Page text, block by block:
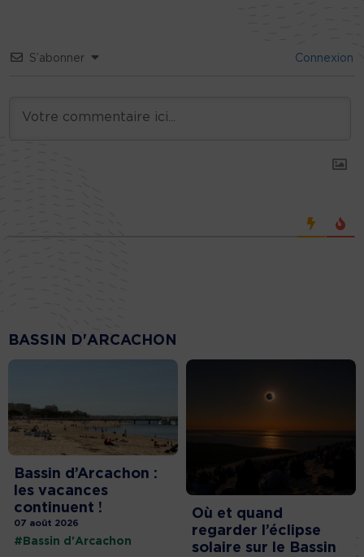
S’abonner Connexion
BASSIN D'ARCACHON
Bassin d’Arcachon :
les vacances
continuent !
07 août 2026
#Bassin d'Arcachon
Où et quand
regarder l’éclipse
solaire sur le Bassin